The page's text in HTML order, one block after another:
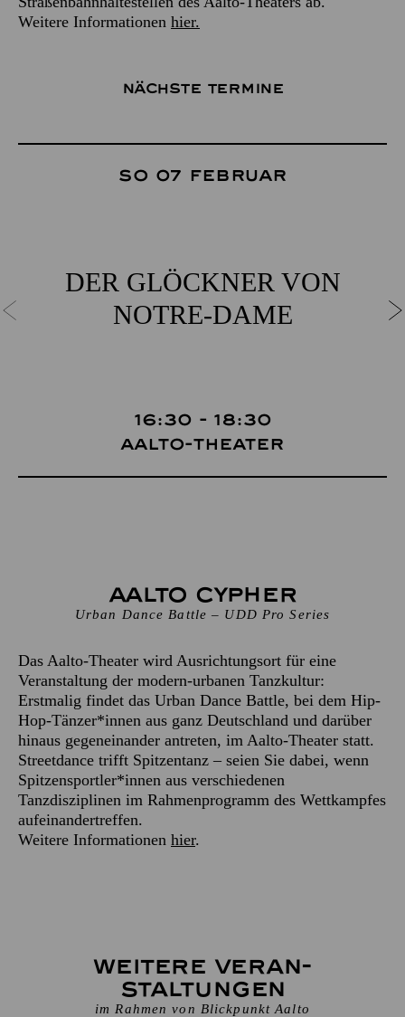
Weitere Informationen hier.
Nächste Termine
So 07 Februar
DER GLÖCKNER­ VON
NOTRE-DAME
16:30 - 18:30
Aalto-Theater
Aalto Cypher
Urban Dance Battle – UDD Pro Series
Das Aalto-Theater wird Ausrichtungsort für eine
Veranstaltung der modern-urbanen Tanzkultur:
Erstmalig findet das Urban Dance Battle, bei dem Hip-
Hop-Tänzer*innen aus ganz Deutschland und darüber
hinaus gegeneinander antreten, im Aalto-Theater statt.
Streetdance trifft Spitzentanz – seien Sie dabei, wenn
Spitzensportler*innen aus verschiedenen
Tanzdisziplinen im Rahmenprogramm des Wettkampfes
aufeinandertreffen.
Weitere Informationen hier.
Weitere Veran­
staltungen
im Rahmen von Blickpunkt Aalto